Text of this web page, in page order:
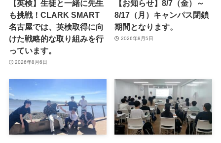
【英検】生徒と一緒に先生
も挑戦！CLARK SMART
名古屋では、英検取得に向
けた戦略的な取り組みを行
っています。
2026年8月6日
【お知らせ】8/7（金）～
8/17（月）キャンパス閉鎖
期間となります。
2026年8月5日